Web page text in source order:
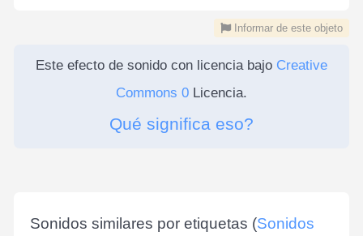
Informar de este objeto
Este efecto de sonido con licencia bajo Creative
Commons 0 Licencia.
Qué significa eso?
Sonidos similares por etiquetas (Sonidos